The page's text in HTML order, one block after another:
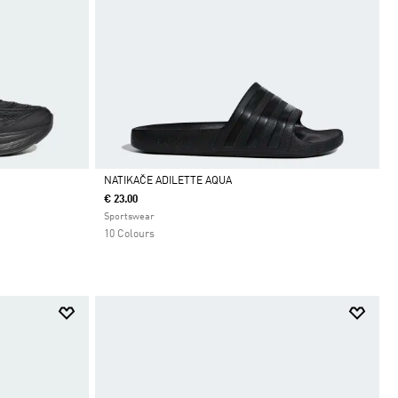
Da
NATIKAČE ADILETTE AQUA
€ 23.00
Sportswear
10 Colours